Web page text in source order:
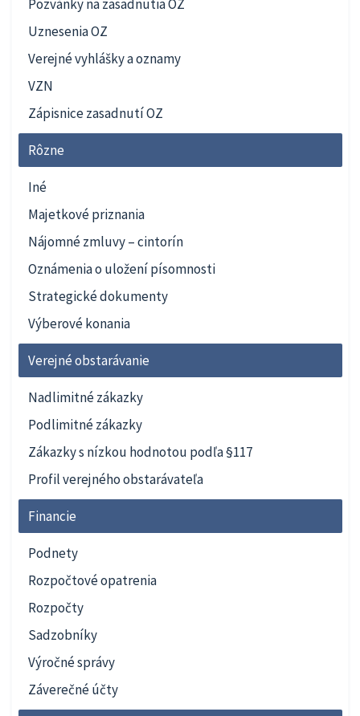
Pozvánky na zasadnutia OZ
Uznesenia OZ
Verejné vyhlášky a oznamy
VZN
Zápisnice zasadnutí OZ
Rôzne
Iné
Majetkové priznania
Nájomné zmluvy – cintorín
Oznámenia o uložení písomnosti
Strategické dokumenty
Výberové konania
Verejné obstarávanie
Nadlimitné zákazky
Podlimitné zákazky
Zákazky s nízkou hodnotou podľa §117
Profil verejného obstarávateľa
Financie
Podnety
Rozpočtové opatrenia
Rozpočty
Sadzobníky
Výročné správy
Záverečné účty